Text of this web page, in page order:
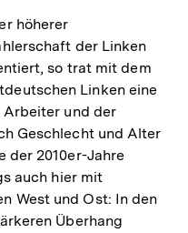
höherer
der Linken
so trat mit dem
Linken eine
Arbeiter und der
Geschlecht und Alter
der 2010er-Jahre
auch hier mit
West und Ost: In den
Überhang